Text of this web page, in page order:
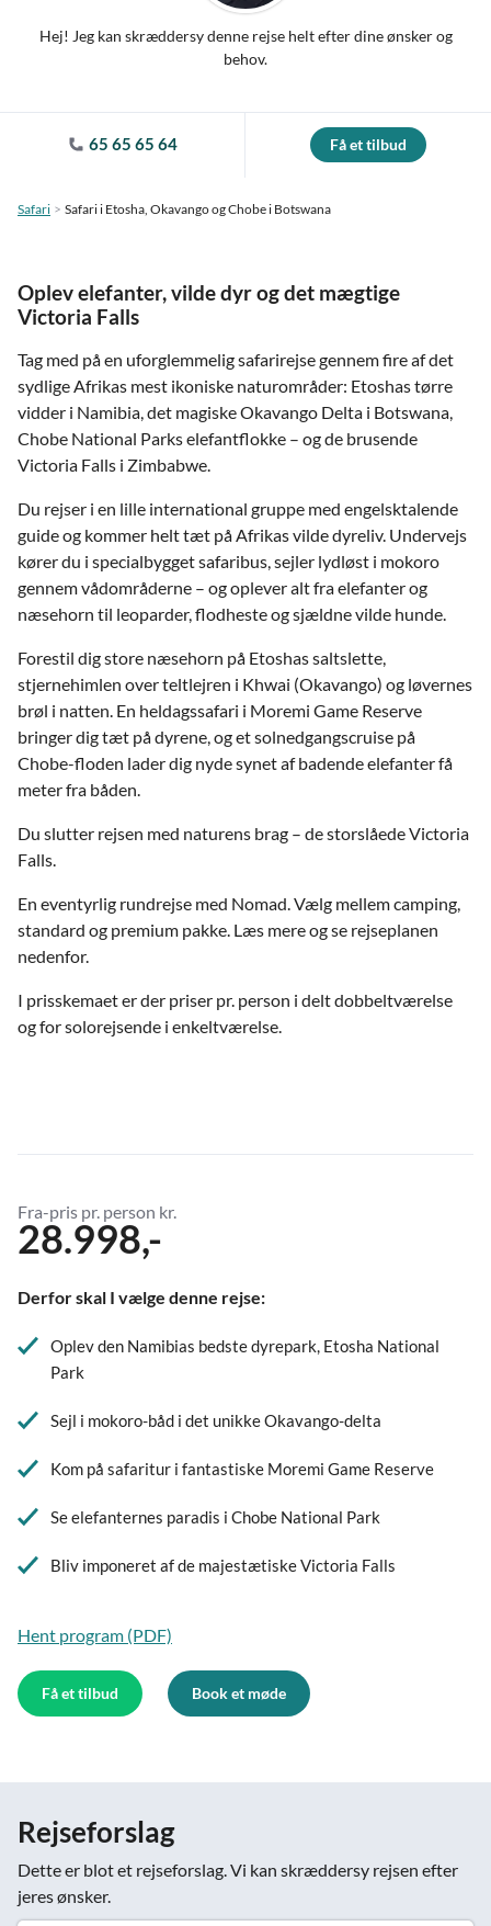
Hej! Jeg kan skræddersy denne rejse helt efter dine ønsker og
behov.
65 65 65 64 Få et tilbud
Safari Safari i Etosha, Okavango og Chobe i Botswana
Oplev elefanter, vilde dyr og det mægtige
Victoria Falls
Tag med på en uforglemmelig safarirejse gennem fire af det
sydlige Afrikas mest ikoniske naturområder: Etoshas tørre
vidder i Namibia, det magiske Okavango Delta i Botswana,
Chobe National Parks elefantflokke – og de brusende
Victoria Falls i Zimbabwe.
Du rejser i en lille international gruppe med engelsktalende
guide og kommer helt tæt på Afrikas vilde dyreliv. Undervejs
kører du i specialbygget safaribus, sejler lydløst i mokoro
gennem vådområderne – og oplever alt fra elefanter og
næsehorn til leoparder, flodheste og sjældne vilde hunde.
Forestil dig store næsehorn på Etoshas saltslette,
stjernehimlen over teltlejren i Khwai (Okavango) og løvernes
brøl i natten. En heldagssafari i Moremi Game Reserve
bringer dig tæt på dyrene, og et solnedgangscruise på
Chobe-floden lader dig nyde synet af badende elefanter få
meter fra båden.
Du slutter rejsen med naturens brag – de storslåede Victoria
Falls.
En eventyrlig rundrejse med Nomad. Vælg mellem camping,
standard og premium pakke. Læs mere og se rejseplanen
nedenfor.
I prisskemaet er der priser pr. person i delt dobbeltværelse
og for solorejsende i enkeltværelse.
Fra-pris pr. person kr.
28.998,-
Derfor skal I vælge denne rejse:
Oplev den Namibias bedste dyrepark, Etosha National
Park
Sejl i mokoro-båd i det unikke Okavango-delta
Kom på safaritur i fantastiske Moremi Game Reserve
Se elefanternes paradis i Chobe National Park
Bliv imponeret af de majestætiske Victoria Falls
Hent program (PDF)
Få et tilbud Book et møde
Rejseforslag
Dette er blot et rejseforslag. Vi kan skræddersy rejsen efter
jeres ønsker.